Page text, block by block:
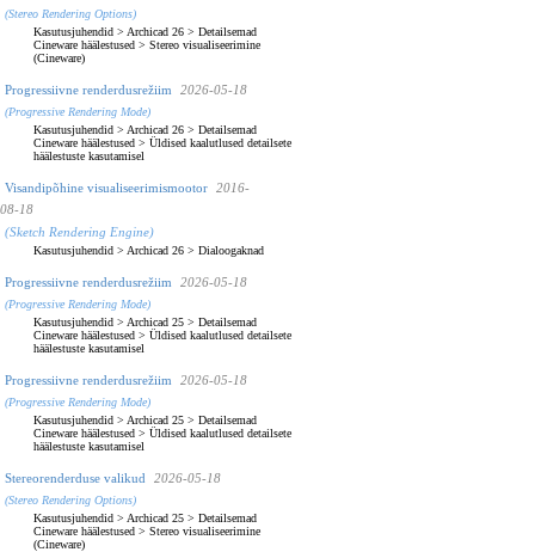
(Stereo Rendering Options)
Kasutusjuhendid > Archicad 26 > Detailsemad
Cineware häälestused > Stereo visualiseerimine
(Cineware)
Progressiivne renderdusrežiim 2026-05-18
(Progressive Rendering Mode)
Kasutusjuhendid > Archicad 26 > Detailsemad
Cineware häälestused > Üldised kaalutlused detailsete
häälestuste kasutamisel
Visandipõhine visualiseerimismootor
2016-
08-18
(Sketch Rendering Engine)
Kasutusjuhendid > Archicad 26 > Dialoogaknad
Progressiivne renderdusrežiim 2026-05-18
(Progressive Rendering Mode)
Kasutusjuhendid > Archicad 25 > Detailsemad
Cineware häälestused > Üldised kaalutlused detailsete
häälestuste kasutamisel
Progressiivne renderdusrežiim 2026-05-18
(Progressive Rendering Mode)
Kasutusjuhendid > Archicad 25 > Detailsemad
Cineware häälestused > Üldised kaalutlused detailsete
häälestuste kasutamisel
Stereorenderduse valikud 2026-05-18
(Stereo Rendering Options)
Kasutusjuhendid > Archicad 25 > Detailsemad
Cineware häälestused > Stereo visualiseerimine
(Cineware)